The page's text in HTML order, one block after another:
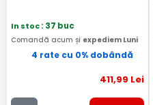
In stoc: 37 buc
Comandă acum și expediem Luni
4 rate cu 0% dobândă
411,99 Lei